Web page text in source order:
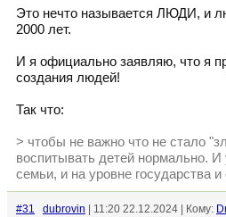
Это нечто называется ЛЮДИ, и
2000 лет.
И я официально заявляю, что я
создания людей!
Так что:
> чтобы не важно что не стало
воспитывать детей нормально. И
семьи, и на уровне государства
#31 dubrovin | 11:20 22.12.2024 | Кому: